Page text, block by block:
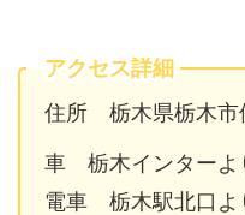
アクセス詳細
住所 栃木県栃木市
車 栃木インターよ
電車 栃木駅北口よ